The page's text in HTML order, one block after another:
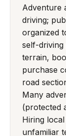
Adventure
driving;
organized
self-
terrain,
purchase
road
Many
(protected
Hiring
unfamiliar